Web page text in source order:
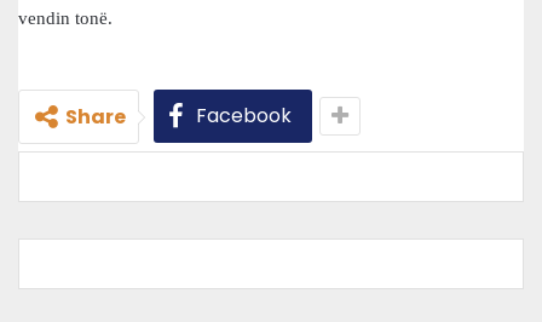
vendin tonë.
Share Facebook